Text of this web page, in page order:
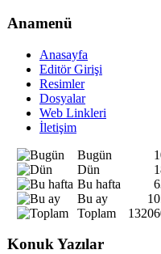
Anamenü
Anasayfa
Editör Girişi
Resimler
Dosyalar
Web Linkleri
İletişim
Bugün
Dün
Bu hafta
Bu ay
Toplam
Konuk Yazılar